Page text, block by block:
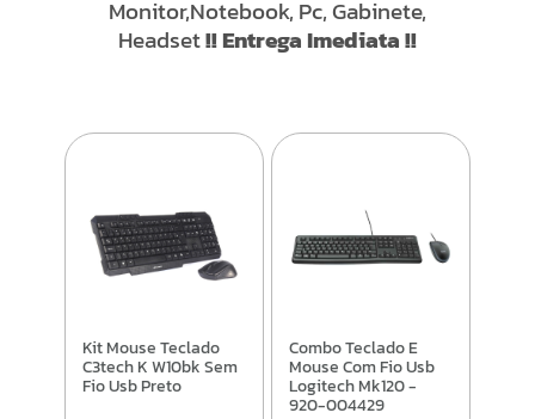
Monitor,Notebook, Pc, Gabinete,
Headset!! Entrega Imediata !!
Kit Mouse Teclado
C3tech K W10bk Sem
Fio Usb Preto
Combo Teclado E
Mouse Com Fio Usb
Logitech Mk120 -
920-004429